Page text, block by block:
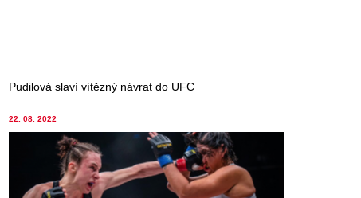
Pudilová slaví vítězný návrat do UFC
22. 08. 2022